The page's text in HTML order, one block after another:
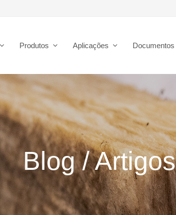
Produtos Aplicações Documentos
Blog / Artigos